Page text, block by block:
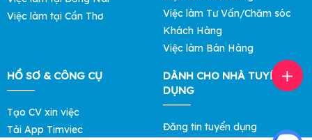
Việc làm tại Cần Thơ
Việc làm Tư Vấn/Chăm sóc
Khách Hàng
Việc làm Bán Hàng
HỒ SƠ & CÔNG CỤ
Tạo CV xin việc
Tải App Timviec
DÀNH CHO NHÀ TUYỂN
DỤNG
Đăng tin tuyển dụng